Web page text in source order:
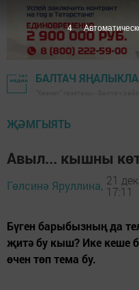
БАЛТАЧ
ҖӘМГЫЯТЬ
Авыл... кышны
Гөлсинә Яруллина, 21
17:11
Бүген барыбызның да
җитә бу кыш? Ике кеше
өчен төп тема бу.
3